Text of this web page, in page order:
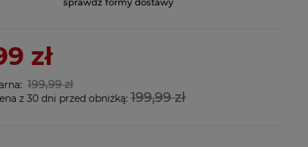
zł
199,99 zł
z 30 dni przed obniżką:199,99 zł